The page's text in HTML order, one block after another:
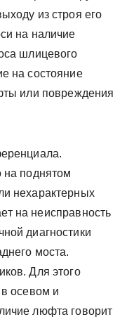
из строя его
на наличие
шлицевого
на состояние
или повреждения
на поднятом
нехарактерных
на неисправность
диагностики
моста.
Для этого
осевом и
люфта говорит